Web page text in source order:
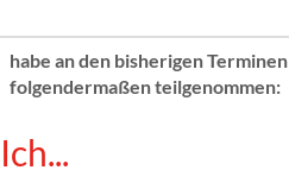
habe an den bisherigen Terminen
folgendermaßen teilgenommen:
Ich...